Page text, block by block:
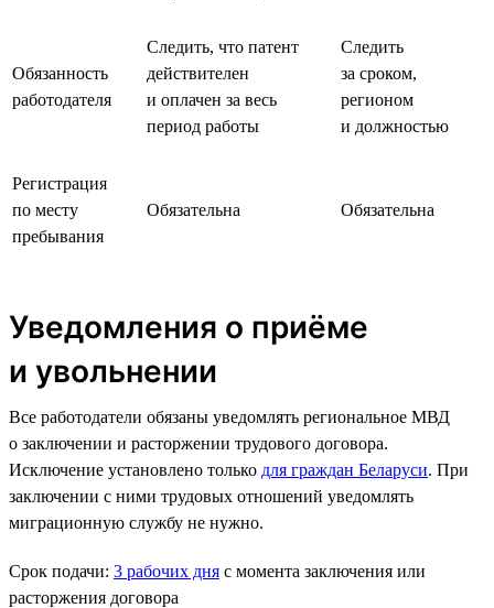
Обязанность
работодателя
Следить, что патент
действителен
и оплачен за весь
период работы
Следить
за сроком,
регионом
и должностью
Регистрация
по месту
пребывания
Обязательна Обязательна
Уведомления о приёме
и увольнении
Все работодатели обязаны уведомлять региональное МВД
о заключении и расторжении трудового договора.
Исключение установлено только для граждан Беларуси. При
заключении с ними трудовых отношений уведомлять
миграционную службу не нужно.
Срок подачи: 3 рабочих дня с момента заключения или
расторжения договора